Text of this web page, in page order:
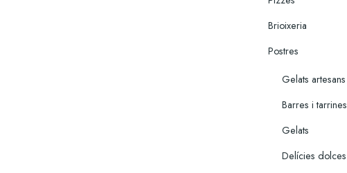
Brioixeria
Postres
Gelats artesans
Barres i tarrines
Gelats
Delícies dolces